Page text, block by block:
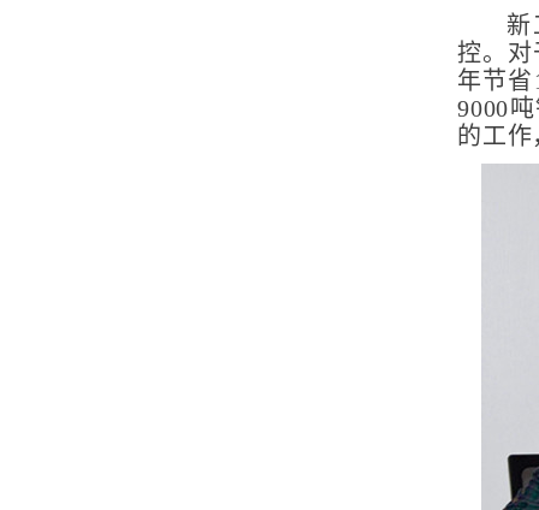
新
控。
年节省
9000
的工